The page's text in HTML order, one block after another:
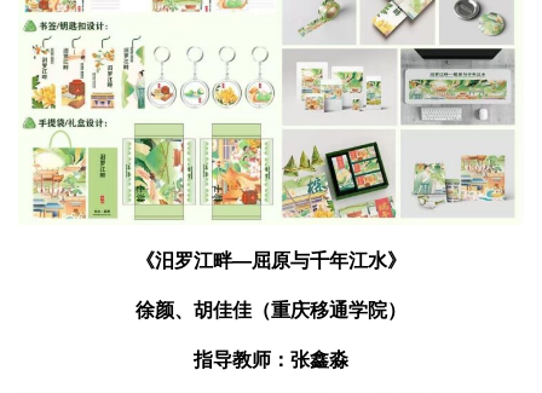
《汨罗江畔—屈原与千年江水》
徐颜、胡佳佳（重庆移通学院）
指导教师：张鑫淼